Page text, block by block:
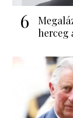
6
herceg